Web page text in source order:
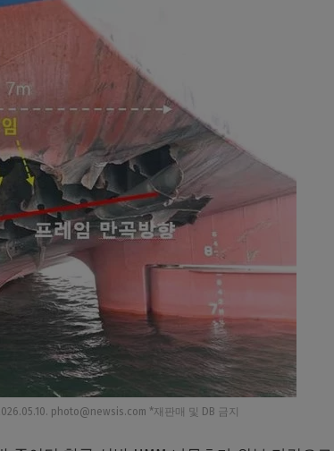
photo@newsis.com *재판매 및 DB 금지